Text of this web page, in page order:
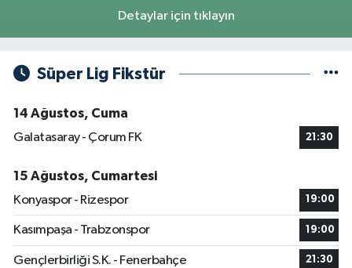
Detaylar için tıklayın
Süper Lig Fikstür
14 Ağustos, Cuma
Galatasaray - Çorum FK
21:30
15 Ağustos, Cumartesi
Konyaspor - Rizespor
19:00
Kasımpaşa - Trabzonspor 19:00
Gençlerbirliği S.K. - Fenerbahçe 21:30